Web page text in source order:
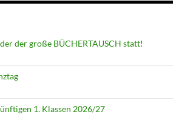
der große BÜCHERTAUSCH statt!
1. Klassen 2026/27